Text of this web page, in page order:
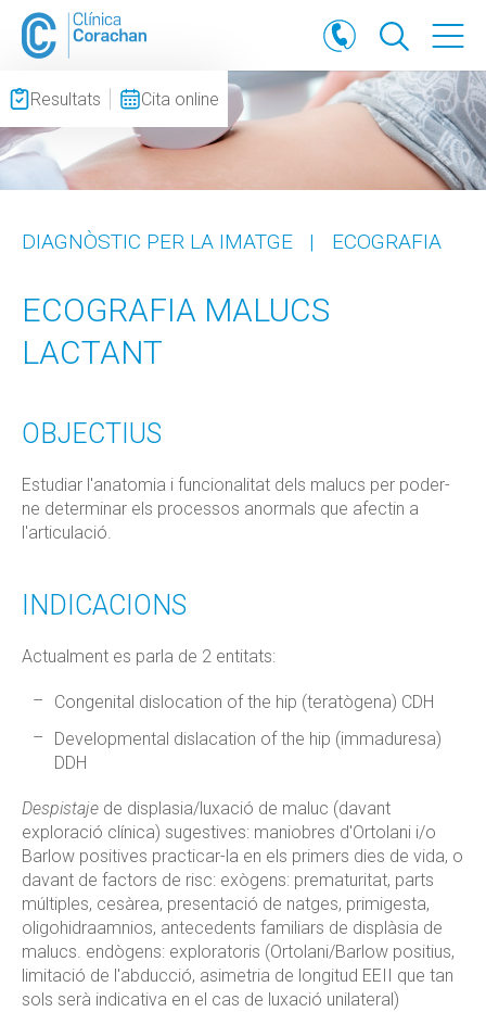
Resultats Cita online
DIAGNÒSTIC PER LA IMATGE | ECOGRAFIA
ECOGRAFIA MALUCS
LACTANT
OBJECTIUS
Estudiar l'anatomia i funcionalitat dels malucs per poder-
ne determinar els processos anormals que afectin a
l'articulació.
INDICACIONS
Actualment es parla de 2 entitats:
Congenital dislocation of the hip (teratògena) CDH
Developmental dislacation of the hip (immaduresa)
DDH
Despistaje de displasia/luxació de maluc (davant
exploració clínica) sugestives: maniobres d'Ortolani i/o
Barlow positives practicar-la en els primers dies de vida, o
davant de factors de risc: exògens: prematuritat, parts
múltiples, cesàrea, presentació de natges, primigesta,
oligohidraamnios, antecedents familiars de displàsia de
malucs. endògens: exploratoris (Ortolani/Barlow positius,
limitació de l'abducció, asimetria de longitud EEII que tan
sols serà indicativa en el cas de luxació unilateral)